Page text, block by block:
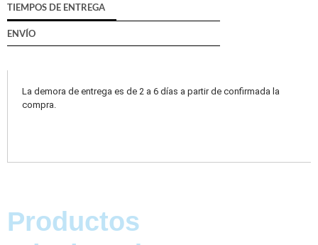
TIEMPOS DE ENTREGA
ENVÍO
La demora de entrega es de 2 a 6 días a partir de confirmada la
compra.
Productos